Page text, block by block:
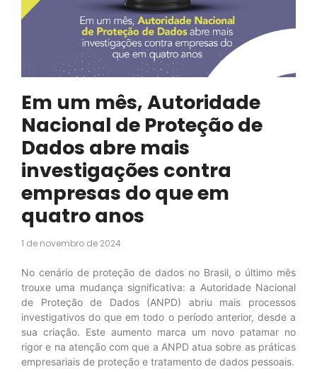
Em um mês, Autoridade
Nacional de Proteção de
Dados abre mais
investigações contra
empresas do que em
quatro anos
1 de novembro de 2024
No cenário de proteção de dados no Brasil, o último mês
trouxe uma mudança significativa: a Autoridade Nacional
de Proteção de Dados (ANPD) abriu mais processos
investigativos do que em todo o período anterior, desde a
sua criação. Este aumento marca um novo patamar no
rigor e na atenção com que a ANPD atua sobre as práticas
empresariais de proteção e tratamento de dados pessoais.